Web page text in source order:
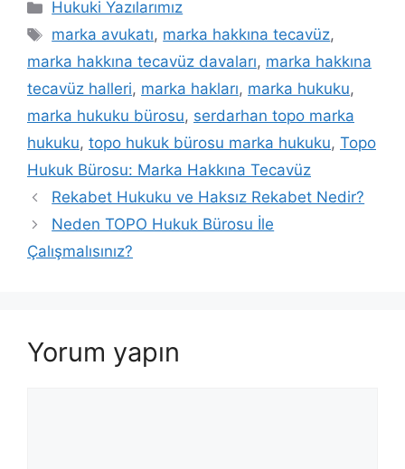
Kategoriler
Hukuki Yazılarımız
Etiketler
marka avukatı, marka hakkına tecavüz,
marka hakkına tecavüz davaları, marka hakkına
tecavüz halleri, marka hakları, marka hukuku,
marka hukuku bürosu, serdarhan topo marka
hukuku, topo hukuk bürosu marka hukuku, Topo
Hukuk Bürosu: Marka Hakkına Tecavüz
Yazı
dolaşımı
Rekabet Hukuku ve Haksız Rekabet Nedir?
Neden TOPO Hukuk Bürosu İle
Çalışmalısınız?
Yorum yapın